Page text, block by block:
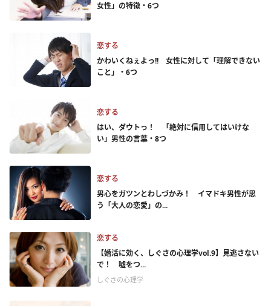
女性」の特徴・6つ
恋する
かわいくねぇよっ!! 女性に対して「理解できない
こと」・6つ
恋する
はい、ダウトっ！ 「絶対に信用してはいけな
い」男性の言葉・8つ
恋する
男心をガツンとわしづかみ！ イマドキ男性が思
う「大人の恋愛」の...
恋する
【婚活に効く、しぐさの心理学vol.9】見逃さない
で！ 嘘をつ...
しぐさの心理学